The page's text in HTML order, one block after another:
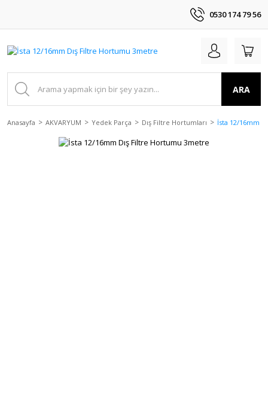
0530 174 79 56
ARA
Anasayfa AKVARYUM Yedek Parça Dış Filtre Hortumları İsta 12/16mm